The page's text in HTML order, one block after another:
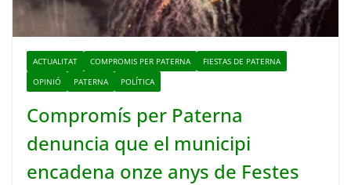
ACTUALITAT COMPROMIS PER PATERNA
FIESTAS DE PATERNA
OPINIÓ
PATERNA POLÍTICA
Compromís per Paterna
denuncia que el municipi
encadena onze anys de Festes